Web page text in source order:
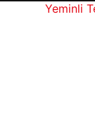
Yeminli